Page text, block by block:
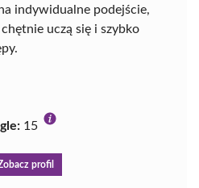
indywidualne podejście,
uczą się i szybko
15
profil